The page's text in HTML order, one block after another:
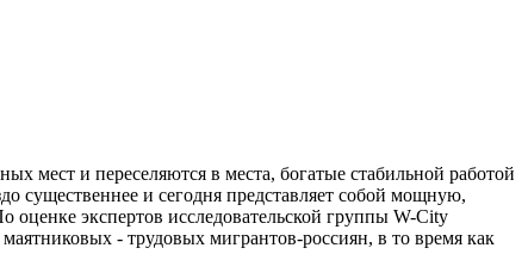
мест и переселяются в места, богатые стабильной работой
существеннее и сегодня представляет собой мощную,
экспертов исследовательской группы W-City
- трудовых мигрантов-россиян, в то время как